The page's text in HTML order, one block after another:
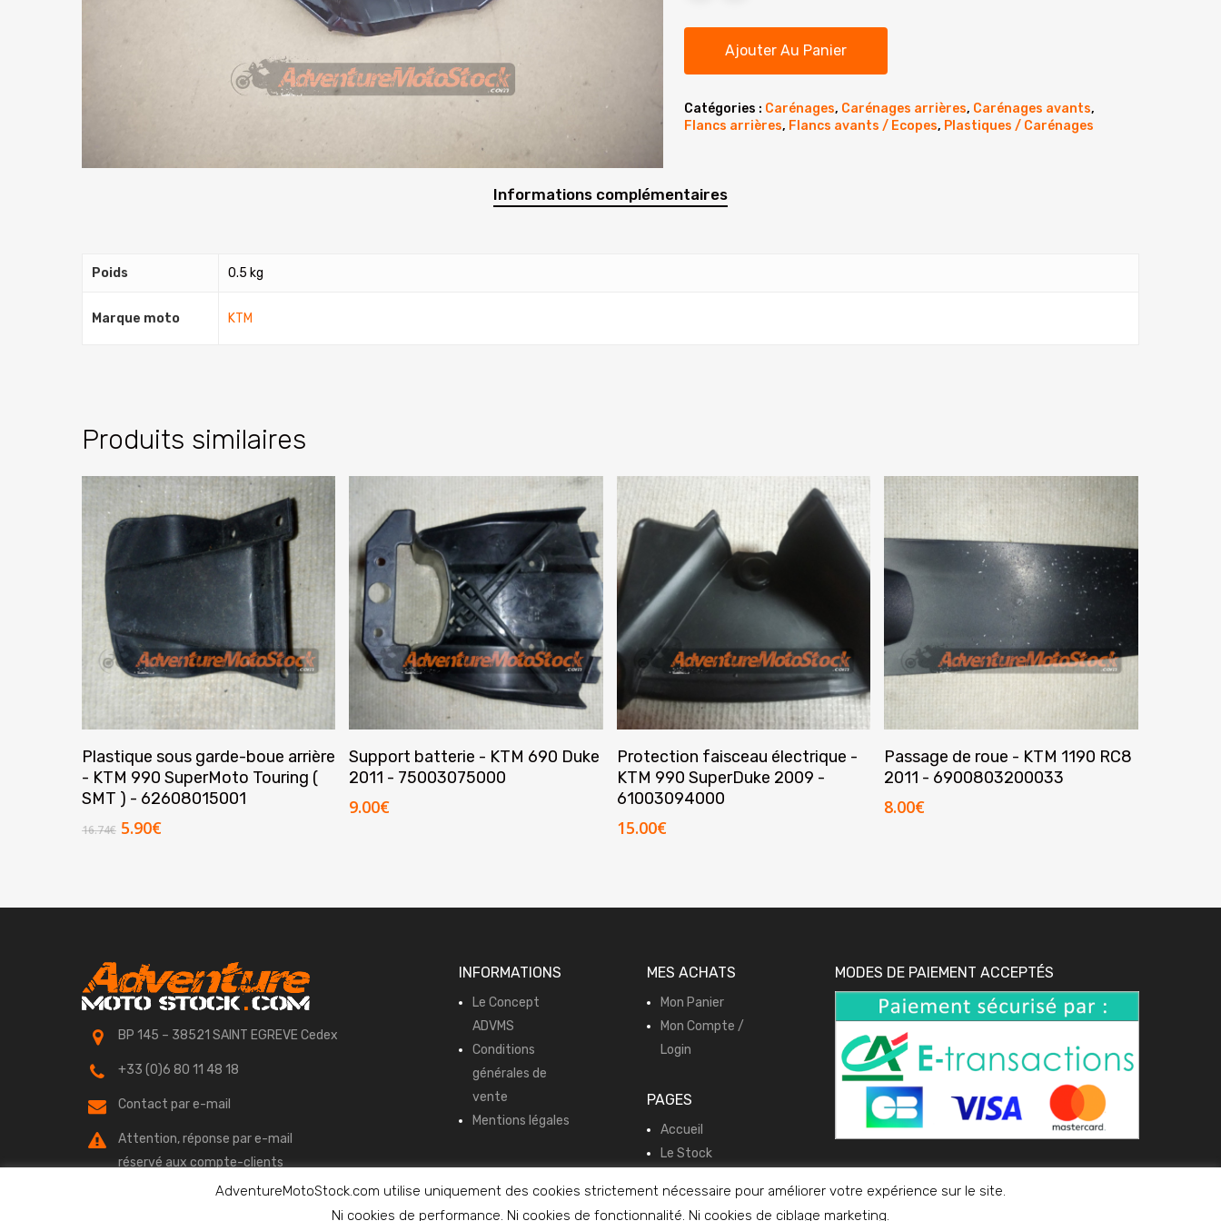
Ajouter Au Panier
Catégories : Carénages, Carénages arrières, Carénages avants,
Flancs arrières, Flancs avants / Ecopes, Plastiques / Carénages
Informations complémentaires
Poids 0.5 kg
Marque moto KTM
Produits similaires
Ajouter Au Panier
Plastique sous garde-boue arrière
- KTM 990 SuperMoto Touring (
SMT ) - 62608015001
16.74€ Le
16.74€.
5.90€Le
5.90€.
Ajouter Au Panier
Support batterie - KTM 690 Duke
2011 - 75003075000
9.00€
Ajouter Au Panier
Protection faisceau électrique -
KTM 990 SuperDuke 2009 -
61003094000
15.00€
Ajouter Au Panier
Passage de roue - KTM 1190 RC8
2011 - 6900803200033
8.00€
BP 145 – 38521 SAINT EGREVE Cedex
+33 (0)6 80 11 48 18
Contact par e-mail
Attention, réponse par e-mail
réservé aux compte-clients
INFORMATIONS
Le Concept
ADVMS
Conditions
générales de
vente
Mentions légales
MES ACHATS
Mon Panier
Mon Compte /
Login
PAGES
Accueil
Le Stock
MODES DE PAIEMENT ACCEPTÉS
AdventureMotoStock.com utilise uniquement des cookies strictement nécessaire pour améliorer votre expérience sur le site.
Ni cookies de performance. Ni cookies de fonctionnalité. Ni cookies de ciblage marketing.